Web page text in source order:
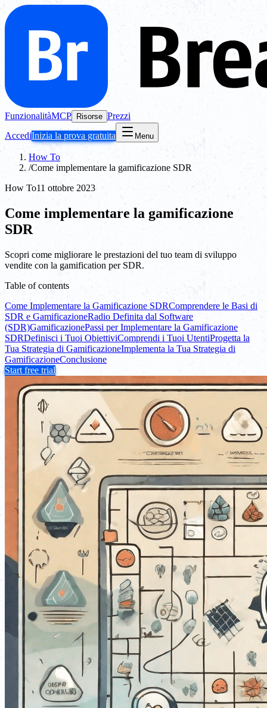
FunzionalitàMCP Risorse Prezzi
AccediInizia la prova gratuita Menu
How To
/Come implementare la gamificazione SDR
How To11 ottobre 2023
Come implementare la gamificazione
SDR
Scopri come migliorare le prestazioni del tuo team di sviluppo
vendite con la gamification per SDR.
Table of contents
Come Implementare la Gamificazione SDRComprendere le Basi di
SDR e GamificazioneRadio Definita dal Software
(SDR)GamificazionePassi per Implementare la Gamificazione
SDRDefinisci i Tuoi ObiettiviComprendi i Tuoi UtentiProgetta la
Tua Strategia di GamificazioneImplementa la Tua Strategia di
GamificazioneConclusione
Start free trial